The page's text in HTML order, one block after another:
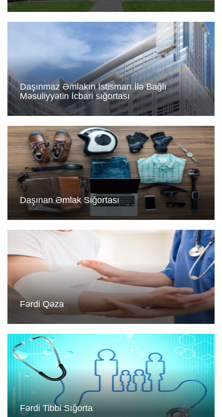
Daşınmaz Əmlakın İstismarı İlə Bağlı
Məsuliyyətin İcbari sığortası
Daşınan Əmlak Sığortası
Fərdi Qəza
Fərdi Tibbi Sığorta